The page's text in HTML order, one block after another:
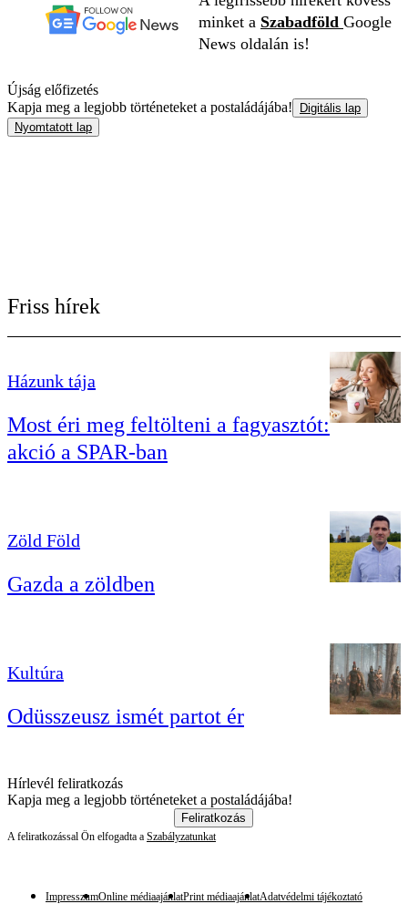
minket a Szabadföld Google
News oldalán is!
Újság előfizetés
Kapja meg a legjobb történeteket a postaládájába!
Digitális lap
Nyomtatott lap
Friss hírek
Házunk tája
Most éri meg feltölteni a fagyasztót:
akció a SPAR-ban
Zöld Föld
Gazda a zöldben
Kultúra
Odüsszeusz ismét partot ér
Hírlevél feliratkozás
Kapja meg a legjobb történeteket a postaládájába!
Feliratkozás
A feliratkozással Ön elfogadta a Szabályzatunkat
ImpresszumOnline médiaajánlatPrint médiaajánlatAdatvédelmi tájékoztató